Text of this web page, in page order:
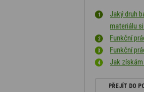
Jaký druh
materiálu
Funkční
Funkční
Jak získám
PŘEJÍT DO